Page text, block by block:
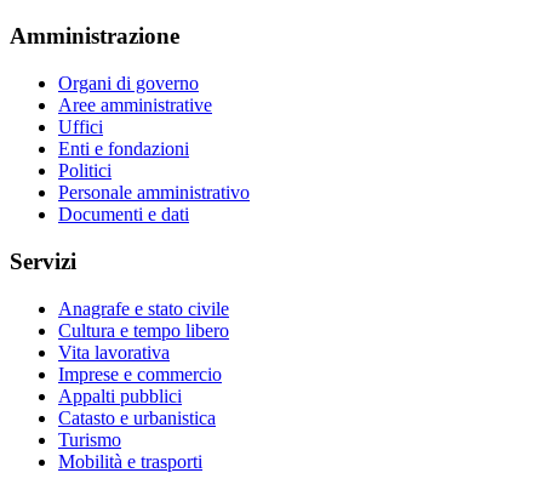
Amministrazione
Organi di governo
Aree amministrative
Uffici
Enti e fondazioni
Politici
Personale amministrativo
Documenti e dati
Servizi
Anagrafe e stato civile
Cultura e tempo libero
Vita lavorativa
Imprese e commercio
Appalti pubblici
Catasto e urbanistica
Turismo
Mobilità e trasporti